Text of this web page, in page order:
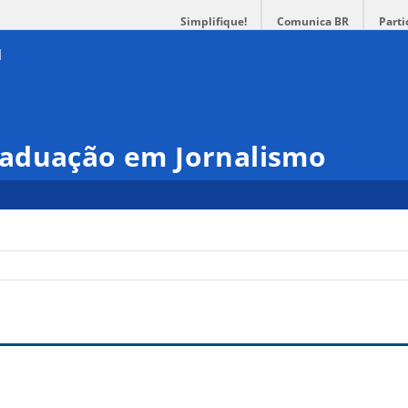
Simplifique! Comunica BR
em Jornalismo